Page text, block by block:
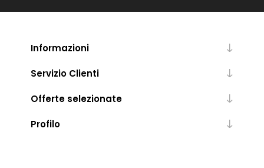
Informazioni
Servizio Clienti
Offerte selezionate
Profilo